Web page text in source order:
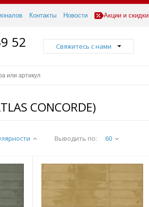
Контакты Новости Акции и скидки
52 Свяжитесь с нами
CONCORDE)
Выводить по: 60